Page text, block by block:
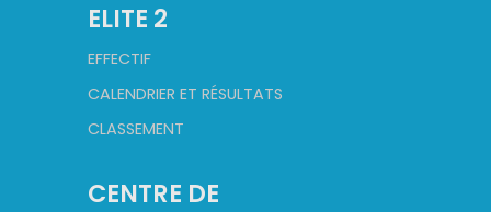
ELITE 2
EFFECTIF
CALENDRIER ET RÉSULTATS
CLASSEMENT
CENTRE DE